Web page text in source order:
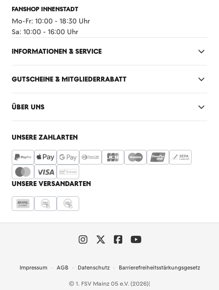
FANSHOP INNENSTADT
Mo-Fr: 10:00 - 18:30 Uhr
Sa: 10:00 - 16:00 Uhr
INFORMATIONEN & SERVICE
GUTSCHEINE & MITGLIEDERRABATT
ÜBER UNS
UNSERE ZAHLARTEN
UNSERE VERSANDARTEN
Impressum AGB Datenschutz Barrierefreiheitsstärkungsgesetz
© 1. FSV Mainz 05 e.V. (2026)|